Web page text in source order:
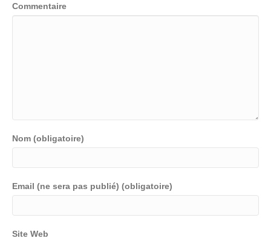
Commentaire
Nom (obligatoire)
Email (ne sera pas publié) (obligatoire)
Site Web